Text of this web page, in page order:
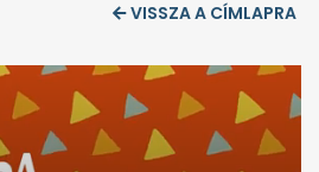
VISSZA A CÍMLAPRA